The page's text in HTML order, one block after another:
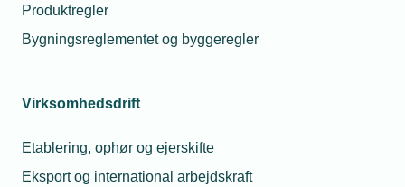
Produktregler
Bygningsreglementet og byggeregler
Virksomhedsdrift
Etablering, ophør og ejerskifte
Eksport og international arbejdskraft